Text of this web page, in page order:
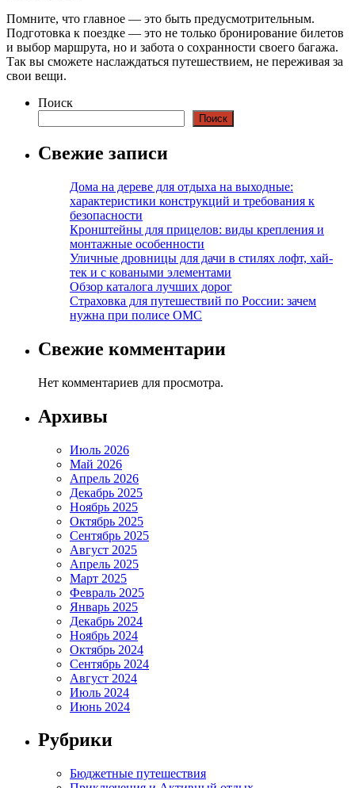
Помните, что главное — это быть предусмотрительным.
Подготовка к поездке — это не только бронирование билетов
и выбор маршрута, но и забота о сохранности своего багажа.
Так вы сможете наслаждаться путешествием, не переживая за
свои вещи.
Поиск
Поиск
Свежие записи
Дома на дереве для отдыха на выходные:
характеристики конструкций и требования к
безопасности
Кронштейны для прицелов: виды крепления и
монтажные особенности
Уличные дровницы для дачи в стилях лофт, хай-
тек и с коваными элементами
Обзор каталога лучших дорог
Страховка для путешествий по России: зачем
нужна при полисе ОМС
Свежие комментарии
Нет комментариев для просмотра.
Архивы
Июль 2026
Май 2026
Апрель 2026
Декабрь 2025
Ноябрь 2025
Октябрь 2025
Сентябрь 2025
Август 2025
Апрель 2025
Март 2025
Февраль 2025
Январь 2025
Декабрь 2024
Ноябрь 2024
Октябрь 2024
Сентябрь 2024
Август 2024
Июль 2024
Июнь 2024
Рубрики
Бюджетные путешествия